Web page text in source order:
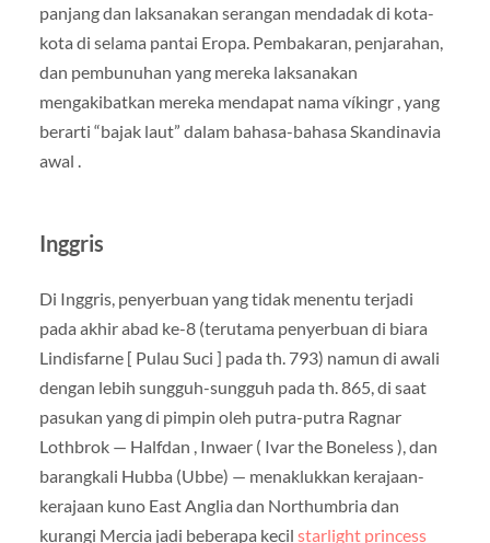
panjang dan laksanakan serangan mendadak di kota-
kota di selama pantai Eropa. Pembakaran, penjarahan,
dan pembunuhan yang mereka laksanakan
mengakibatkan mereka mendapat nama víkingr , yang
berarti “bajak laut” dalam bahasa-bahasa Skandinavia
awal .
Inggris
Di Inggris, penyerbuan yang tidak menentu terjadi
pada akhir abad ke-8 (terutama penyerbuan di biara
Lindisfarne [ Pulau Suci ] pada th. 793) namun di awali
dengan lebih sungguh-sungguh pada th. 865, di saat
pasukan yang di pimpin oleh putra-putra Ragnar
Lothbrok — Halfdan , Inwaer ( Ivar the Boneless ), dan
barangkali Hubba (Ubbe) — menaklukkan kerajaan-
kerajaan kuno East Anglia dan Northumbria dan
kurangi Mercia jadi beberapa kecil starlight princess